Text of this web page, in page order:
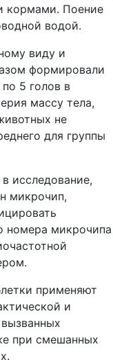
кормами. Поение
водой.
виду и
формировали
5 голов в
массу тела,
не
для группы
исследование,
микрочип,
номера микрочипа
применяют
и
при смешанных